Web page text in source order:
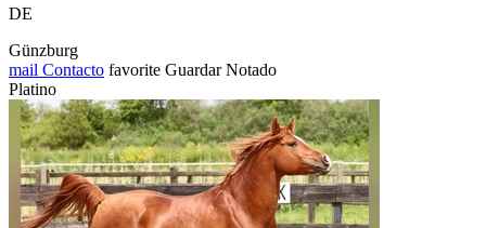
DE
Günzburg
mail Contacto favorite Guardar Notado
Platino